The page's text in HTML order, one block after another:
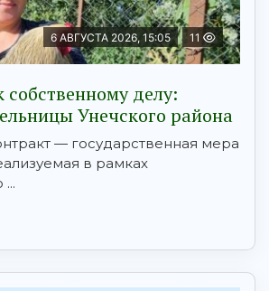
6 АВГУСТА 2026, 15:05 11
собственному делу:
Унечского района
— государственная мера
в рамках